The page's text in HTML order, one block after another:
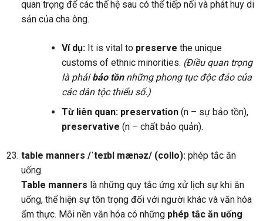
quan trọng để các thế hệ sau có thể tiếp nối và phát huy di
sản của cha ông.
Ví dụ:It is vital to preserve the unique
customs of ethnic minorities. (Điều quan trọng
là phảibảo tồnnhững phong tục độc đáo của
các dân tộc thiểu số.)
Từ liên quan: preservation(n – sự bảo tồn),
preservative (n – chất bảo quản).
table manners /ˈteɪbl mænəz/ (collo):phép tắc ăn
uống.
Table manners là những quy tắc ứng xử lịch sự khi ăn
uống, thể hiện sự tôn trọng đối với người khác và văn hóa
ẩm thực. Mỗi nền văn hóa có những phép tắc ăn uống